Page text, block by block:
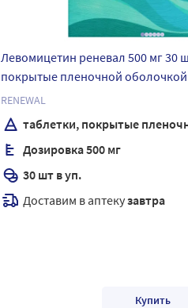
Левомицетин реневал 500 мг 30
покрытые пленочной оболочкой
RENEWAL
таблетки, покрытые
Дозировка 500 мг
30 шт в уп.
Доставим в аптекузавтра
Купить